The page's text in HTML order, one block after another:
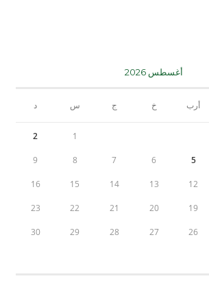
أغسطس 2026
أرب خ ج س د
1
2
5
6
7
8
9
12
13
14
15
16
19
20
21
22
23
26
27
28
29
30